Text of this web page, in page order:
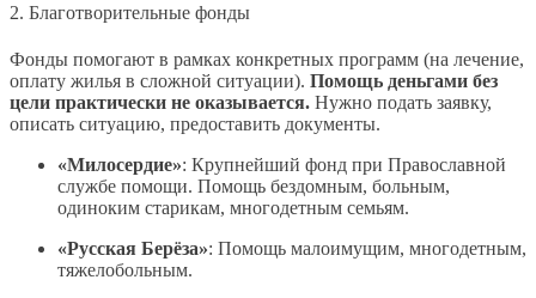
2. Благотворительные фонды
Фонды помогают в рамках конкретных программ (на лечение,
оплату жилья в сложной ситуации). Помощь деньгами без
цели практически не оказывается. Нужно подать заявку,
описать ситуацию, предоставить документы.
«Милосердие»: Крупнейший фонд при Православной
службе помощи. Помощь бездомным, больным,
одиноким старикам, многодетным семьям.
«Русская Берёза»: Помощь малоимущим, многодетным,
тяжелобольным.